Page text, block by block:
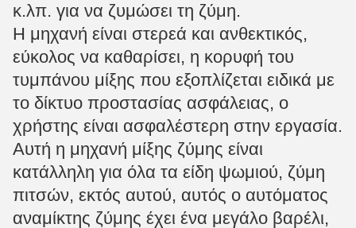
κ.λπ. για να ζυμώσει τη ζύμη.
Η μηχανή είναι στερεά και ανθεκτικός,
εύκολος να καθαρίσει, η κορυφή του
τυμπάνου μίξης που εξοπλίζεται ειδικά με
το δίκτυο προστασίας ασφάλειας, ο
χρήστης είναι ασφαλέστερη στην εργασία.
Αυτή η μηχανή μίξης ζύμης είναι
κατάλληλη για όλα τα είδη ψωμιού, ζύμη
πιτσών, εκτός αυτού, αυτός ο αυτόματος
αναμίκτης ζύμης έχει ένα μεγάλο βαρέλι,